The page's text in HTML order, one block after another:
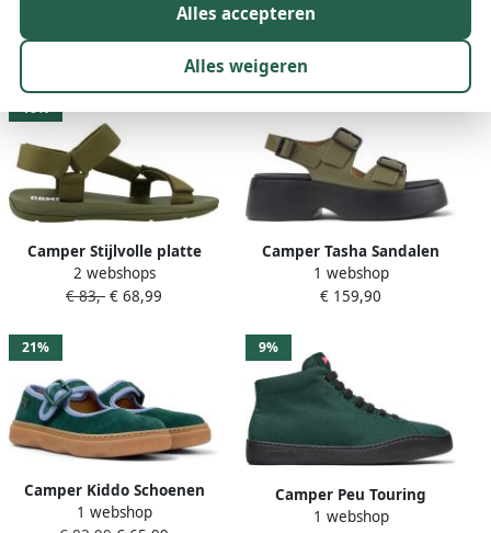
Kleur 1
68 resultaten:
16%
Camper Stijlvolle platte
sandalen voor
2 webshops
€ 83,- € 68,99
Camper Tasha Sandalen
Tasha Damen Medium
Groen
1 webshop
€ 159,90
21%
Camper Kiddo Schoenen
Groen
1 webshop
9%
Camper Peu Touring
Sneaker Damen
1 webshop
Alles accepteren
Alles weigeren